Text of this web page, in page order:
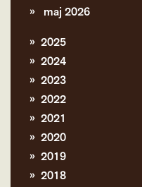
maj 2026
2025
2024
2023
2022
2021
2020
2019
2018